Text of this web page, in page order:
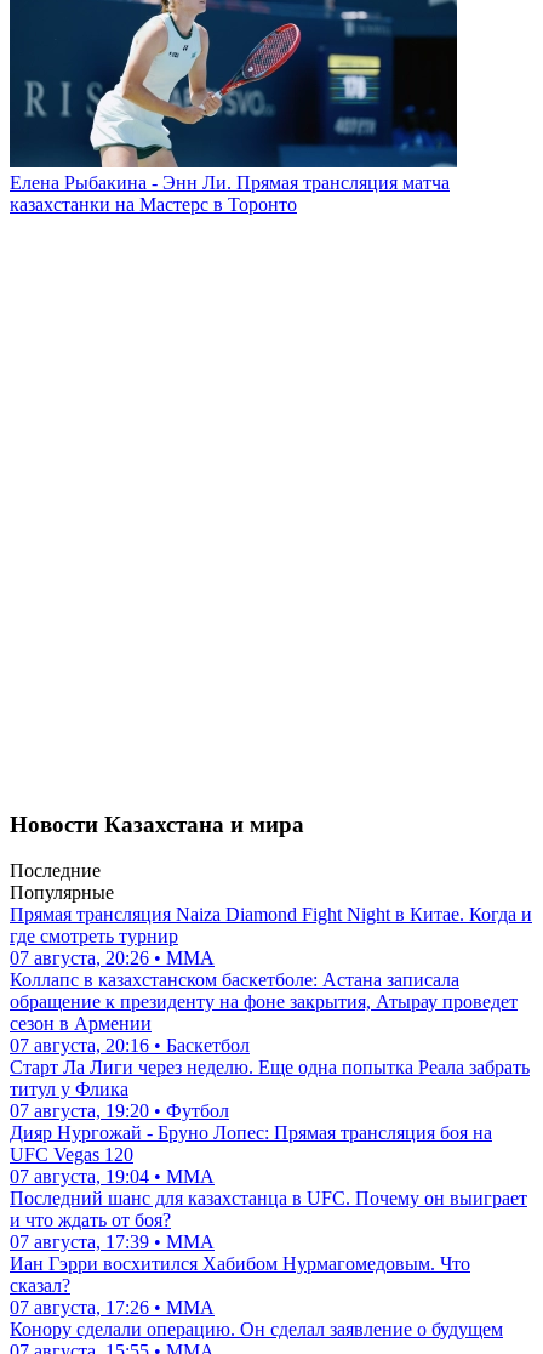
Елена Рыбакина - Энн Ли. Прямая трансляция матча
казахстанки на Мастерс в Торонто
Новости Казахстана и мира
Последние
Популярные
Прямая трансляция Naiza Diamond Fight Night в Китае. Когда и
где смотреть турнир
07 августа, 20:26 • ММА
Коллапс в казахстанском баскетболе: Астана записала
обращение к президенту на фоне закрытия, Атырау проведет
сезон в Армении
07 августа, 20:16 • Баскетбол
Старт Ла Лиги через неделю. Еще одна попытка Реала забрать
титул у Флика
07 августа, 19:20 • Футбол
Дияр Нургожай - Бруно Лопес: Прямая трансляция боя на
UFC Vegas 120
07 августа, 19:04 • ММА
Последний шанс для казахстанца в UFC. Почему он выиграет
и что ждать от боя?
07 августа, 17:39 • ММА
Иан Гэрри восхитился Хабибом Нурмагомедовым. Что
сказал?
07 августа, 17:26 • ММА
Конору сделали операцию. Он сделал заявление о будущем